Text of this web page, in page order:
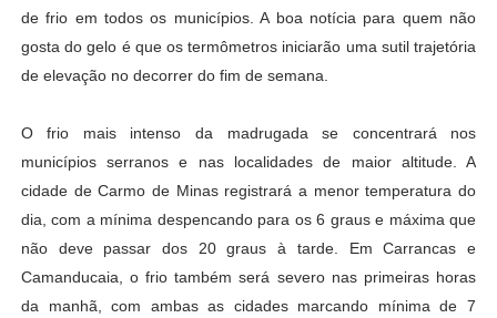
de frio em todos os municípios. A boa notícia para quem não
gosta do gelo é que os termômetros iniciarão uma sutil trajetória
de elevação no decorrer do fim de semana.
O frio mais intenso da madrugada se concentrará nos
municípios serranos e nas localidades de maior altitude. A
cidade de Carmo de Minas registrará a menor temperatura do
dia, com a mínima despencando para os 6 graus e máxima que
não deve passar dos 20 graus à tarde. Em Carrancas e
Camanducaia, o frio também será severo nas primeiras horas
da manhã, com ambas as cidades marcando mínima de 7